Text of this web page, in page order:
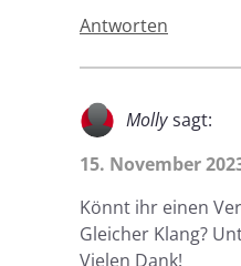
Antworten
Molly sagt:
15. November
Könnt ihr einen
Gleicher Klang?
Vielen Dank!